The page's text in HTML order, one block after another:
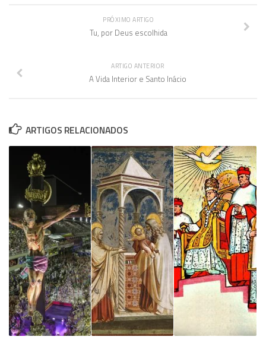
PRÓXIMO ARTIGO
Tu, por Deus escolhida
ARTIGO ANTERIOR
A Vida Interior e Santo Inácio
ARTIGOS RELACIONADOS